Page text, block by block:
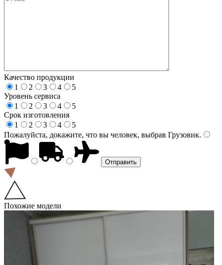
Качество продукции
1
2 3 4
5
Уровень сервиса
1
2 3 4
5
Срок изготовления
1
2 3 4
5
Пожалуйста, докажите, что вы человек, выбрав Грузовик.
Похожие модели